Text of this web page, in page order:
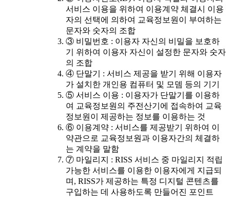
서비스 이용을 위하여 이용계약 체결시 이용
자의 선택에 의하여 교육정보원이 부여하는
문자와 숫자의 조합
③ 비밀번호 : 이용자 자신의 비밀을 보호하
기 위하여 이용자 자신이 설정한 문자와 숫자
의 조합
④ 단말기 : 서비스 제공을 받기 위해 이용자
가 설치한 개인용 컴퓨터 및 모뎀 등의 기기
⑤ 서비스 이용 : 이용자가 단말기를 이용하
여 교육정보원의 주전산기에 접속하여 교육
정보원이 제공하는 정보를 이용하는 것
⑥ 이용계약 : 서비스를 제공받기 위하여 이
약관으로 교육정보원과 이용자간의 체결하
는 계약을 말함
⑦ 마일리지 : RISS 서비스 중 마일리지 적립
가능한 서비스를 이용한 이용자에게 지급되
며, RISS가 제공하는 특정 디지털 콘텐츠를
구입하는 데 사용하도록 만들어진 포인트